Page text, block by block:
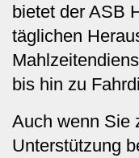
bietet der ASB
täglichen
bis hin zu
Auch wenn Sie
Unterstützung